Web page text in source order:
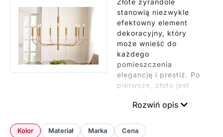
stanowią niezwykle
efektowny element
dekoracyjny, który
może wnieść do
każdego
pomieszczenia
elegancję i prestiż. Po
pierwsze, złoto jest
luksusem i dostatkiem
się na złoty żyrandol,
Rozwiń opis
Kolor Materiał Marka Cena